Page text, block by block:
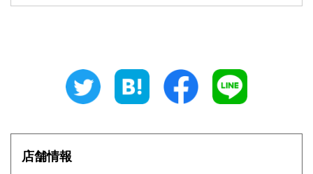
950円 三重県
大阪府
店舗情報